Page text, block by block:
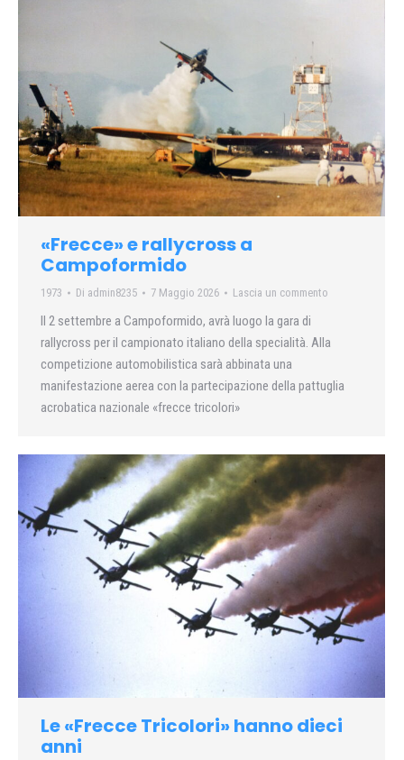
«Frecce» e rallycross a
Campoformido
1973 Di admin8235 7 Maggio 2026 Lascia un commento
Il 2 settembre a Campoformido, avrà luogo la gara di
rallycross per il campionato italiano della specialità. Alla
competizione automobilistica sarà abbinata una
manifestazione aerea con la partecipazione della pattuglia
acrobatica nazionale «frecce tricolori»
Le «Frecce Tricolori» hanno dieci
anni